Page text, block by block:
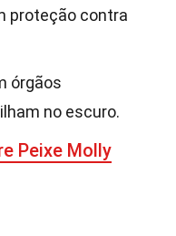
proteção contra
órgãos
no escuro.
Peixe Molly